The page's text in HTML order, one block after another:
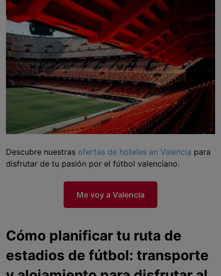
Descubre nuestras ofertas de hoteles en Valencia para
disfrutar de tu pasión por el fútbol valenciano.
Me voy a Valencia
Cómo planificar tu ruta de
estadios de fútbol: transporte